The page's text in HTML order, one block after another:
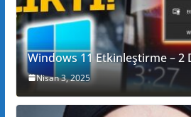
Windows 11 Etkinleştirme – 2
Nisan 3, 2025